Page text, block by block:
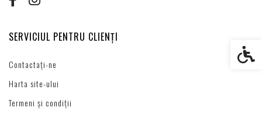
SERVICIUL PENTRU CLIENȚI
Contactați-ne
Harta site-ului
Termeni și condiții
Setări